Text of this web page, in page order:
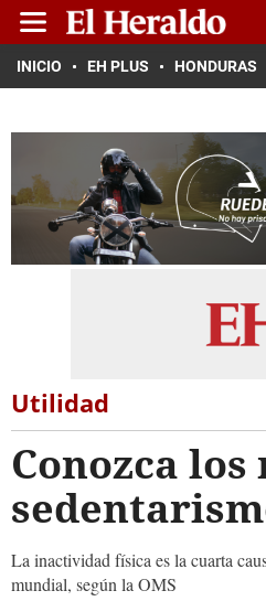
INICIO EH PLUS HONDURAS
Utilidad
Conozca
La inactividad física es la cuarta
mundial, según la OMS